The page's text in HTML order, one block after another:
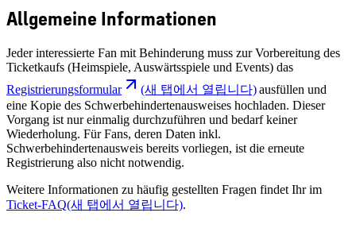
Allgemeine Informationen
Jeder interessierte Fan mit Behinderung muss zur Vorbereitung des
Ticketkaufs (Heimspiele, Auswärtsspiele und Events) das
Registrierungsformular
(새 탭에서 열립니다)ausfüllen und
eine Kopie des Schwerbehindertenausweises hochladen. Dieser
Vorgang ist nur einmalig durchzuführen und bedarf keiner
Wiederholung. Für Fans, deren Daten inkl.
Schwerbehindertenausweis bereits vorliegen, ist die erneute
Registrierung also nicht notwendig.
Weitere Informationen zu häufig gestellten Fragen findet Ihr im
Ticket-FAQ(새 탭에서 열립니다).